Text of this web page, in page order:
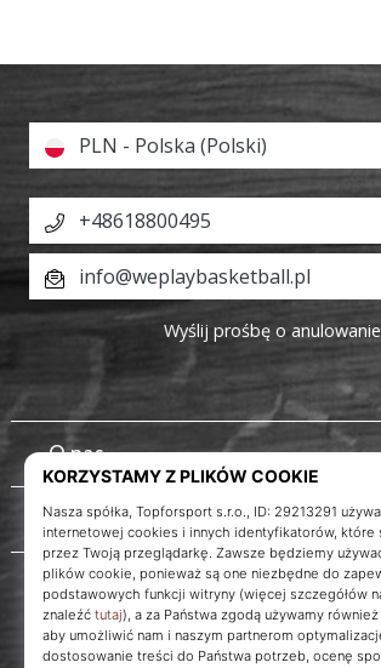
O nas
Obsługa klienta
PLN - Polska (Polski)
+48618800495
info@weplaybasketball.pl
Wyślij prośbę o anulowanie